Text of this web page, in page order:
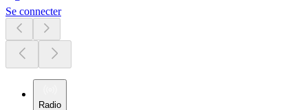
Se connecter
Radio